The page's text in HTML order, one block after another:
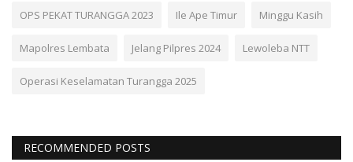
OPS PEKAT TURANGGA 2023 Ile Ape Timur Minggu Kasih
Mapolres Lembata Jelang Pilpres 2024 Lewoleba NTT
Operasi Keselamatan Turangga 2025
RECOMMENDED POSTS